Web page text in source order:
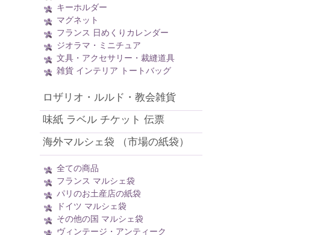
キーホルダー
マグネット
フランス 日めくりカレンダー
ジオラマ・ミニチュア
文具・アクセサリー・裁縫道具
雑貨 インテリア トートバッグ
ロザリオ・ルルド・教会雑貨
味紙 ラベル チケット 伝票
海外マルシェ袋 （市場の紙袋）
全ての商品
フランス マルシェ袋
パリのお土産店の紙袋
ドイツ マルシェ袋
その他の国 マルシェ袋
ヴィンテージ・アンティーク